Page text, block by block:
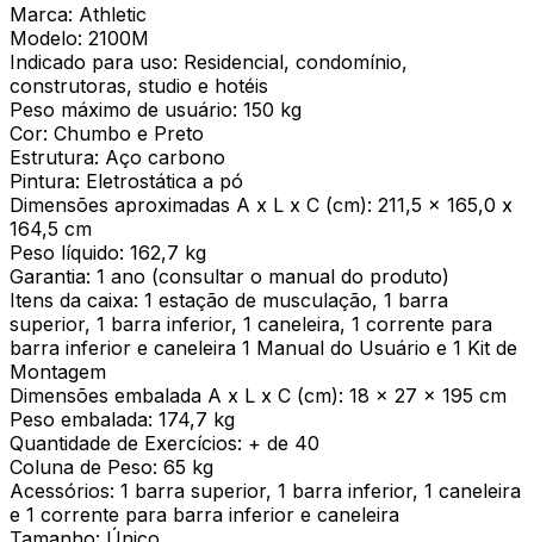
Marca: Athletic
Modelo: 2100M
Indicado para uso: Residencial, condomínio,
construtoras, studio e hotéis
Peso máximo de usuário: 150 kg
Cor: Chumbo e Preto
Estrutura: Aço carbono
Pintura: Eletrostática a pó
Dimensões aproximadas A x L x C (cm): 211,5 x 165,0 x
164,5 cm
Peso líquido: 162,7 kg
Garantia: 1 ano (consultar o manual do produto)
Itens da caixa: 1 estação de musculação, 1 barra
superior, 1 barra inferior, 1 caneleira, 1 corrente para
barra inferior e caneleira 1 Manual do Usuário e 1 Kit de
Montagem
Dimensões embalada A x L x C (cm): 18 x 27 x 195 cm
Peso embalada: 174,7 kg
Quantidade de Exercícios: + de 40
Coluna de Peso: 65 kg
Acessórios: 1 barra superior, 1 barra inferior, 1 caneleira
e 1 corrente para barra inferior e caneleira